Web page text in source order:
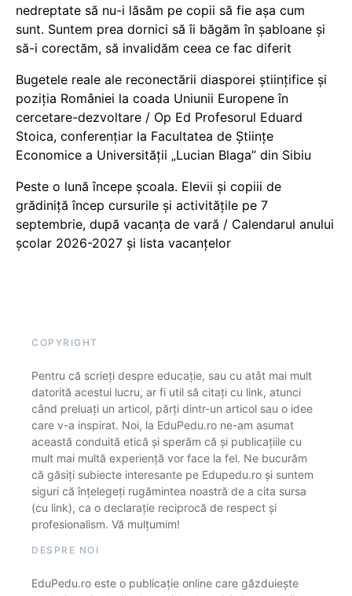
nedreptate să nu-i lăsăm pe copii să fie așa cum
sunt. Suntem prea dornici să îi băgăm în șabloane și
să-i corectăm, să invalidăm ceea ce fac diferit
Bugetele reale ale reconectării diasporei științifice și
poziția României la coada Uniunii Europene în
cercetare-dezvoltare / Op Ed Profesorul Eduard
Stoica, conferențiar la Facultatea de Științe
Economice a Universității „Lucian Blaga” din Sibiu
Peste o lună începe școala. Elevii și copiii de
grădiniță încep cursurile și activitățile pe 7
septembrie, după vacanța de vară / Calendarul anului
școlar 2026-2027 și lista vacanțelor
COPYRIGHT
Pentru că scrieți despre educație, sau cu atât mai mult
datorită acestui lucru, ar fi util să citați cu link, atunci
când preluați un articol, părți dintr-un articol sau o idee
care v-a inspirat. Noi, la EduPedu.ro ne-am asumat
această conduită etică și sperăm că și publicațiile cu
mult mai multă experiență vor face la fel. Ne bucurăm
că găsiți subiecte interesante pe Edupedu.ro și suntem
siguri că înțelegeți rugămintea noastră de a cita sursa
(cu link), ca o declarație reciprocă de respect și
profesionalism. Vă mulțumim!
DESPRE NOI
EduPedu.ro este o publicație online care găzduiește